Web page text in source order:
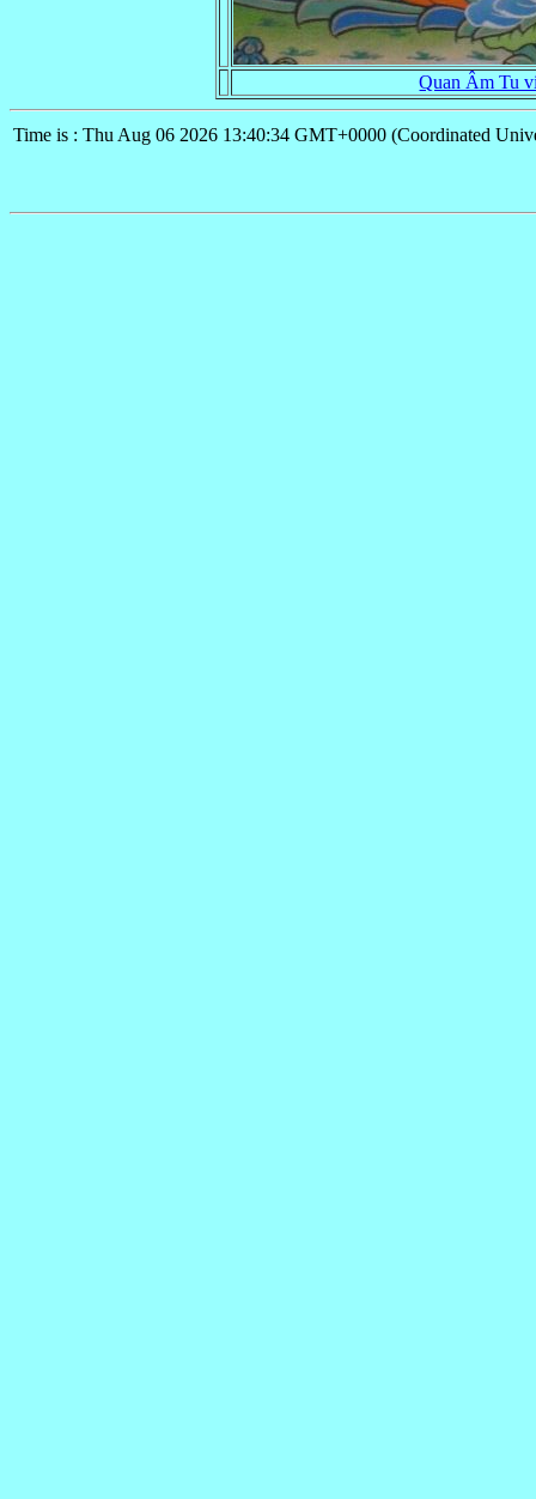
Quan Âm Tu
Time is : Thu Aug 06 2026 13:40:34 GMT+0000 (Coordinated